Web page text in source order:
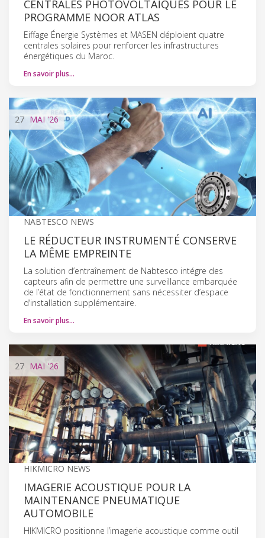
CENTRALES PHOTOVOLTAÏQUES POUR LE
PROGRAMME NOOR ATLAS
Eiffage Énergie Systèmes et MASEN déploient quatre
centrales solaires pour renforcer les infrastructures
énergétiques du Maroc.
En savoir plus…
27 MAI'26
NABTESCO NEWS
LE RÉDUCTEUR INSTRUMENTÉ CONSERVE
LA MÊME EMPREINTE
La solution d’entraînement de Nabtesco intégre des
capteurs afin de permettre une surveillance embarquée
de l’état de fonctionnement sans nécessiter d’espace
d’installation supplémentaire.
En savoir plus…
27 MAI '26
HIKMICRO NEWS
IMAGERIE ACOUSTIQUE POUR LA
MAINTENANCE PNEUMATIQUE
AUTOMOBILE
HIKMICRO positionne l’imagerie acoustique comme outil